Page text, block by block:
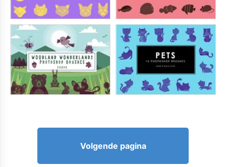
Volgende pagina